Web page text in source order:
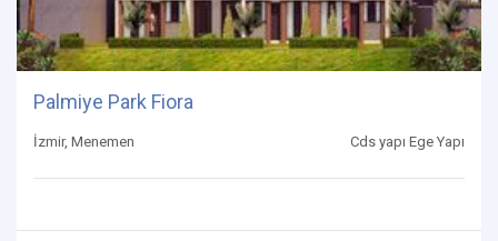
Palmiye Park Fiora
İzmir, Menemen Cds yapı Ege Yapı